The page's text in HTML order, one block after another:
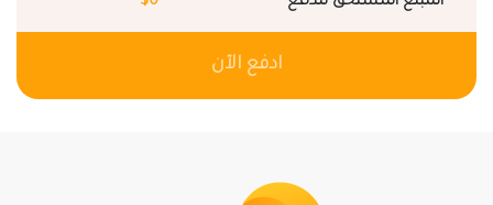
ادفع الآن